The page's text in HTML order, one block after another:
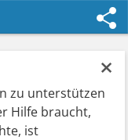
×
zu unterstützen
Hilfe braucht,
ist